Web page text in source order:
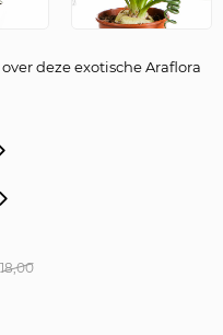
deze exotische Araflora
18,00